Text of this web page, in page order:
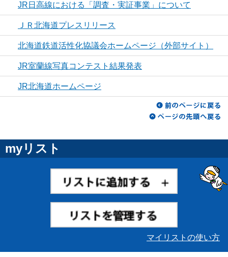
JR日高線における「調査・実証事業」について
ＪＲ北海道プレスリリース
北海道鉄道活性化協議会ホームページ（外部サイト）
JR室蘭線写真コンテスト結果発表
JR北海道ホームページ
myリスト
マイリストの使い方